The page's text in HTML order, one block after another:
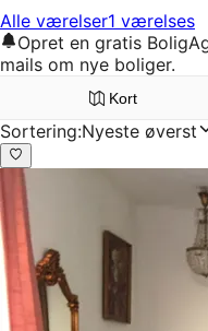
Alle værelser1 værelses
Opret en gratis
mails om nye boliger.
Kort
Sortering:Nyeste øverst